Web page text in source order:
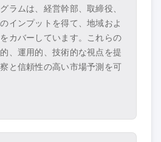
ラムは、経営幹部、取締役、
インプットを得て、地域およ
カバーしています。これらの
、運用的、技術的な視点を提
と信頼性の高い市場予測を可